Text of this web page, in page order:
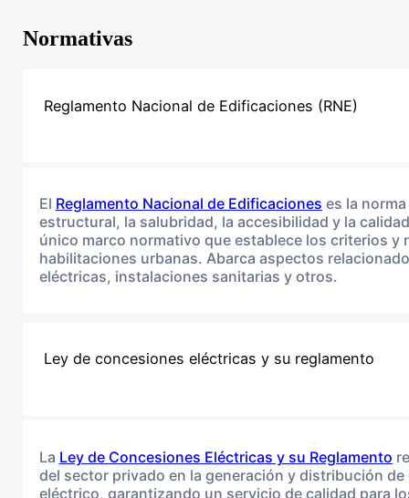
Normativas
Reglamento Nacional de Edificaciones (RNE)
El Reglamento Nacional de Edificaciones es la
estructural, la salubridad, la accesibilidad y la
único marco normativo que establece los criterios
habilitaciones urbanas. Abarca aspectos
eléctricas, instalaciones sanitarias y otros.
Ley de concesiones eléctricas y su reglamento
La Ley de Concesiones Eléctricas y su Reglamento
del sector privado en la generación y distribución
eléctrico, garantizando un servicio de calidad para